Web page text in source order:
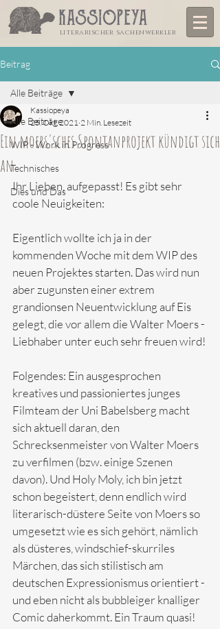
literarischer sachenwerkler
Beitrag
Alle Beiträge
WIP - Work in Progress
Technisches
Dies und Das
Alle Beiträge
Ein moers'sches Spontanprojekt kündigt sich
an
Kassiopeya
25. Okt. 2021 2 Min. Lesezeit
Ihr Lieben, aufgepasst! Es gibt sehr
coole Neuigkeiten:
Eigentlich wollte ich ja in der
kommenden Woche mit dem WIP des
neuen Projektes starten. Das wird nun
aber zugunsten einer extrem
grandionsen Neuentwicklung auf Eis
gelegt, die vor allem die Walter Moers -
Liebhaber unter euch sehr freuen wird!
Folgendes: Ein ausgesprochen
kreatives und passioniertes junges
Filmteam der Uni Babelsberg macht
sich aktuell daran, den
Schrecksenmeister von Walter Moers
zu verfilmen (bzw. einige Szenen
davon). Und Holy Moly, ich bin jetzt
schon begeistert, denn endlich wird
literarisch-düstere Seite von Moers so
umgesetzt wie es sich gehört, nämlich
als düsteres, windschief-skurriles
Märchen, das sich stilistisch am
deutschen Expressionismus orientiert -
und eben nicht als bubbleiger knalliger
Comic daherkommt. Ein Traum quasi!